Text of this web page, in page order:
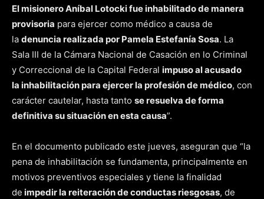
El misionero Aníbal Lotockifue inhabilitado de manera
provisoria para ejercer como médico a causa de
la denuncia realizada por Pamela Estefanía Sosa. La
Sala III de la Cámara Nacional de Casación en lo Criminal
y Correccional de la Capital Federal impuso al acusado
la inhabilitación para ejercer la profesión de médico, con
carácter cautelar, hasta tanto se resuelva de forma
definitiva su situación en esta causa”.
En el documento publicado este jueves, aseguran que “la
pena de inhabilitación se fundamenta, principalmente en
motivos preventivos especiales y tiene la finalidad
de impedir la reiteración de conductas riesgosas, de